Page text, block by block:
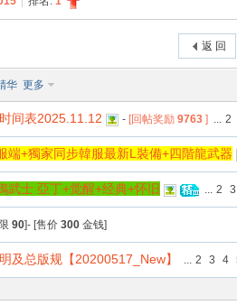
QQ新群
返 回
华 更多
间表2025.11.12 - [回帖奖励 9763 ] ... 2
端+獨家同步韓服最新L裝備+四階龍武器
武士 亞丁+觉醒+经典+怀旧 ... 2 3
90]- [售价 300 金钱]
及总版规【20200517_New】 ... 2 3 4